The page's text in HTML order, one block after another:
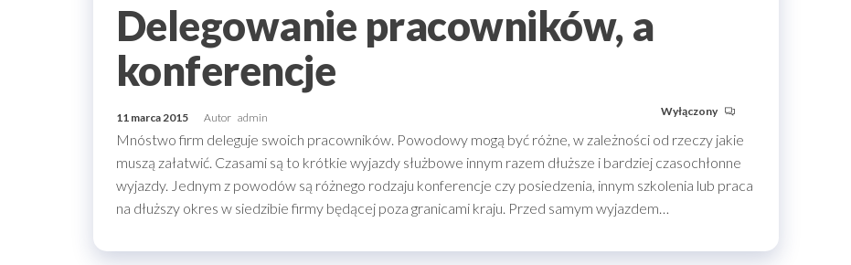
Delegowanie pracowników, a
konferencje
11 marca 2015 Autor admin Wyłączony
Mnóstwo firm deleguje swoich pracowników. Powodowy mogą być różne, w zależności od rzeczy jakie
muszą załatwić. Czasami są to krótkie wyjazdy służbowe innym razem dłuższe i bardziej czasochłonne
wyjazdy. Jednym z powodów są różnego rodzaju konferencje czy posiedzenia, innym szkolenia lub praca
na dłuższy okres w siedzibie firmy będącej poza granicami kraju. Przed samym wyjazdem…